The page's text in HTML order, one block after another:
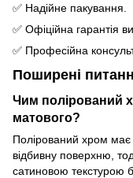
✅ Надійне пакування.
✅ Офіційна гарантія
✅ Професійна
Поширені
Чим полірований
матового?
Полірований хром має
відбивну поверхню,
сатиновою текстурою